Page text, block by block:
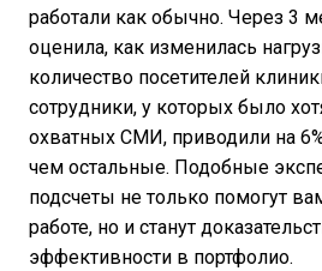
работали как обычно. Через 3
оценила, как изменилась
количество посетителей
сотрудники, у которых было
охватных СМИ, приводили на
чем остальные. Подобные
подсчеты не только помогут
работе, но и станут
эффективности в портфолио.